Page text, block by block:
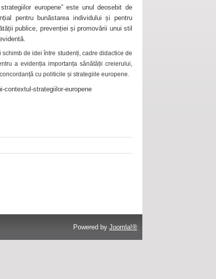
europene” este unul deosebit de
pentru bunăstarea individului și pentru
publice, prevenției și promovării unui stil
de idei între studenți, cadre didactice de
a evidenția importanța sănătății creierului,
cu politicile și strategiile europene.
contextul-strategiilor-europene
Powered by Joomla!®